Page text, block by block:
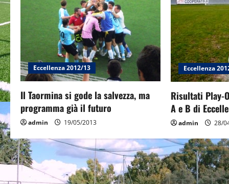
i
g
a
t
i
o
n
Eccellenza 2012/13
Il Taormina si gode la salvezza, ma
programma già il futuro
admin 19/05/2013
Eccellenza
Risultati Play-
A e B di
admin 28/